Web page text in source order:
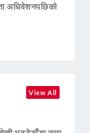
अधिवेशनपछिको
View All